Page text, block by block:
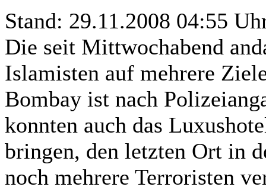
Stand: 29.11.2008 04:55
Die seit Mittwochabend
Islamisten auf mehrere
Bombay ist nach
konnten auch das
bringen, den letzten Ort in
noch mehrere Terroristen